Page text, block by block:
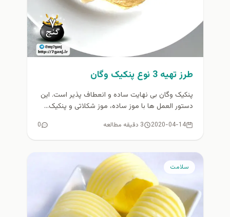
طرز تهیه 3 نوع پنکیک وگان
پنکیک وگان بی نهایت ساده و انعطاف پذیر است. این
دستور العمل ها با موز ساده، موز شکلاتی و پنکیک...
2020-04-14 3 دقیقه مطالعه 0
سلامت